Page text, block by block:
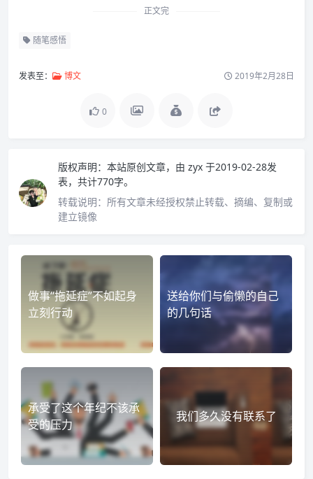
正文完
随笔感悟
发表至： 博文 2019年2月28日
0
版权声明： 本站原创文章，由 zyx 于2019-02-28发
表，共计770字。
转载说明： 所有文章未经授权禁止转载、摘编、复制或
建立镜像
做事“拖延症”不如起身
立刻行动
送给你们与偷懒的自己
的几句话
承受了这个年纪不该承
受的压力
我们多久没有联系了